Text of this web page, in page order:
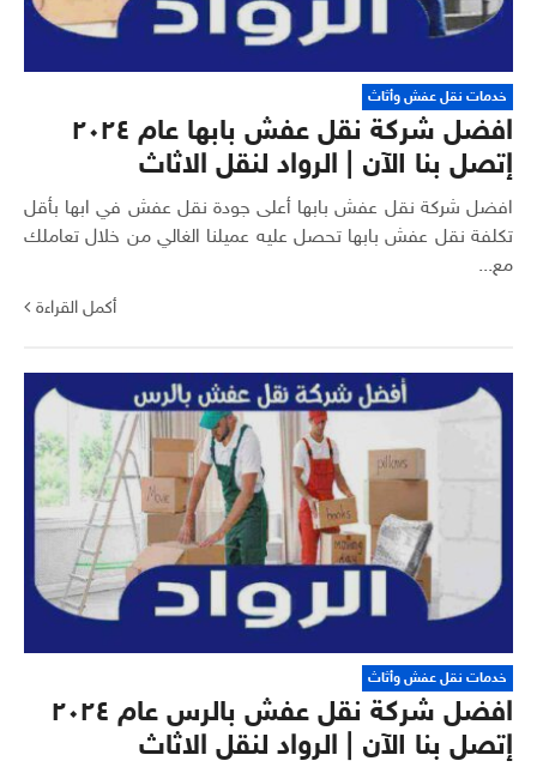
خدمات نقل عفش وأثاث
افضل شركة نقل عفش بابها عام ٢٠٢٤
إتصل بنا الآن | الرواد لنقل الاثاث
افضل شركة نقل عفش بابها أعلى جودة نقل عفش في ابها بأقل
تكلفة نقل عفش بابها تحصل عليه عميلنا الغالي من خلال تعاملك
مع...
أكمل القراءة
خدمات نقل عفش وأثاث
افضل شركة نقل عفش بالرس عام ٢٠٢٤
إتصل بنا الآن | الرواد لنقل الاثاث